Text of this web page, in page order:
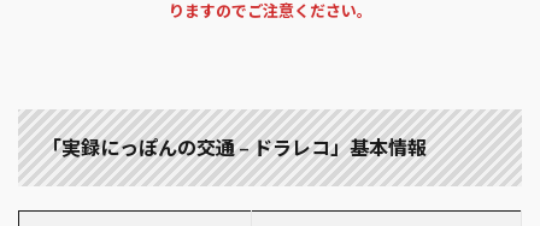
りますのでご注意ください。
「実録にっぽんの交通 – ドラレコ」基本情報